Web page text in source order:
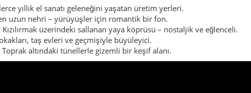
yıllık el sanatı geleneğini yaşatan üretim yerleri.
uzun nehri – yürüyüşler için romantik bir fon.
Kızılırmak üzerindeki sallanan yaya köprüsü – nostaljik ve eğlenceli.
taş evleri ve geçmişiyle büyüleyici.
Toprak altındaki tünellerle gizemli bir keşif alanı.